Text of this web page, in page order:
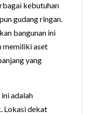
kebutuhan
gudang ringan.
bangunan ini
memiliki aset
yang
adalah
Lokasi dekat